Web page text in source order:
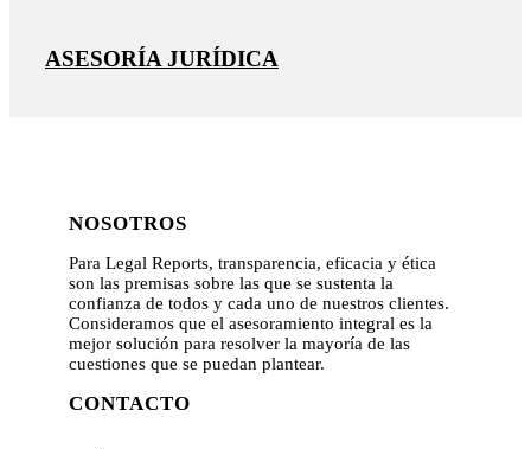
ASESORÍA JURÍDICA
NOSOTROS
Para Legal Reports, transparencia, eficacia y ética
son las premisas sobre las que se sustenta la
confianza de todos y cada uno de nuestros clientes.
Consideramos que el asesoramiento integral es la
mejor solución para resolver la mayoría de las
cuestiones que se puedan plantear.
CONTACTO